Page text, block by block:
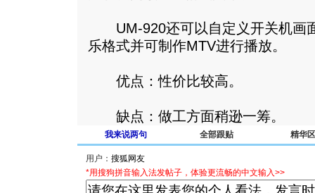
UM-920还可以自定义开关机画
乐格式并可制作MTV进行播放。
优点：性价比较高。
缺点：做工方面稍逊一筹。
我来说两句 全部跟贴 精华区
用户：
*用搜狗拼音输入法发帖子，体验更流畅的中文输入>>